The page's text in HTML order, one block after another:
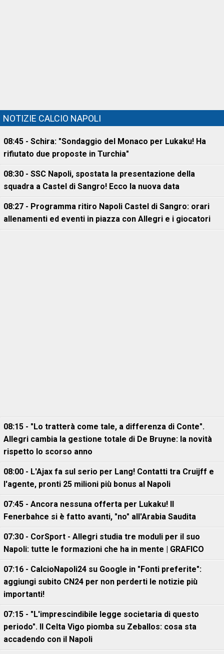
NOTIZIE CALCIO NAPOLI
08:45 - Schira: "Sondaggio del Monaco per Lukaku! Ha
rifiutato due proposte in Turchia"
08:30 - SSC Napoli, spostata la presentazione della
squadra a Castel di Sangro! Ecco la nuova data
08:27 - Programma ritiro Napoli Castel di Sangro: orari
allenamenti ed eventi in piazza con Allegri e i giocatori
08:15 - "Lo tratterà come tale, a differenza di Conte".
Allegri cambia la gestione totale di De Bruyne: la novità
rispetto lo scorso anno
08:00 - L'Ajax fa sul serio per Lang! Contatti tra Cruijff e
l'agente, pronti 25 milioni più bonus al Napoli
07:45 - Ancora nessuna offerta per Lukaku! Il
Fenerbahce si è fatto avanti, "no" all'Arabia Saudita
07:30 - CorSport - Allegri studia tre moduli per il suo
Napoli: tutte le formazioni che ha in mente | GRAFICO
07:16 - CalcioNapoli24 su Google in "Fonti preferite":
aggiungi subito CN24 per non perderti le notizie più
importanti!
07:15 - "L'imprescindibile legge societaria di questo
periodo". Il Celta Vigo piomba su Zeballos: cosa sta
accadendo con il Napoli